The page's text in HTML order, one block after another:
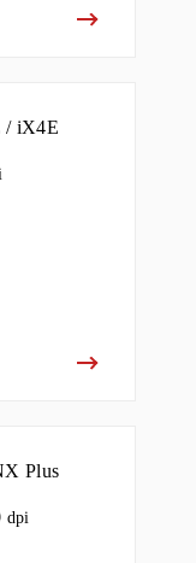
/ iX4E
Plus
dpi